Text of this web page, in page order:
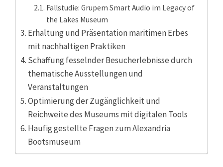
Fallstudie: Grupem Smart Audio im Legacy of
the Lakes Museum
Erhaltung und Präsentation maritimen Erbes
mit nachhaltigen Praktiken
Schaffung fesselnder Besucherlebnisse durch
thematische Ausstellungen und
Veranstaltungen
Optimierung der Zugänglichkeit und
Reichweite des Museums mit digitalen Tools
Häufig gestellte Fragen zum Alexandria
Bootsmuseum